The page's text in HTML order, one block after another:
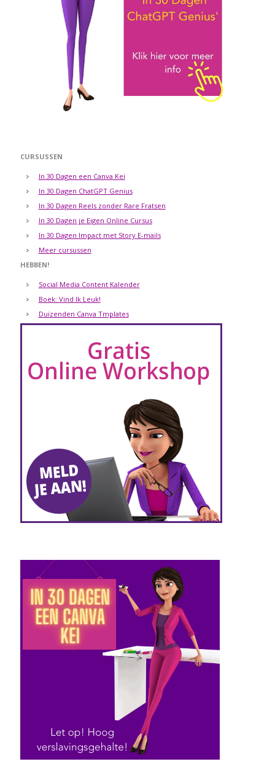
CURSUSSEN
In 30 Dagen een Canva Kei
In 30 Dagen ChatGPT Genius
In 30 Dagen Reels zonder Rare Fratsen
In 30 Dagen je Eigen Online Cursus
In 30 Dagen Impact met Story E-mails
Meer cursussen
HEBBEN!
Social Media Content Kalender
Boek: Vind Ik Leuk!
Duizenden Canva Tmplates